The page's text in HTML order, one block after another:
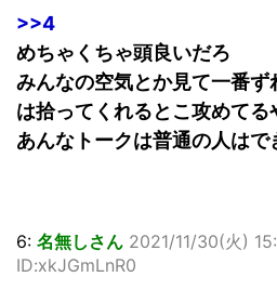
>>4
めちゃくちゃ頭良いだろ
みんなの空気とか見て一番
は拾ってくれるとこ攻めてる
あんなトークは普通の人はで
6: 名無しさん 2021/11/30(火)
ID:xkJGmLnR0